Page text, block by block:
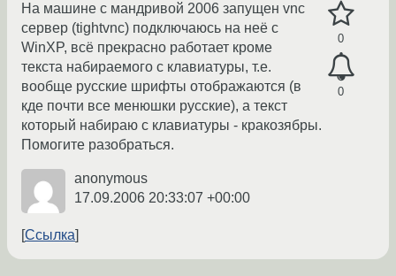
0
0
На машине с мандривой 2006 запущен vnc
сервер (tightvnc) подключаюсь на неё с
WinXP, всё прекрасно работает кроме
текста набираемого с клавиатуры, т.е.
вообще русские шрифты отображаются (в
кде почти все менюшки русские), а текст
который набираю с клавиатуры - кракозябры.
Помогите разобраться.
anonymous
17.09.2006 20:33:07 +00:00
Ссылка